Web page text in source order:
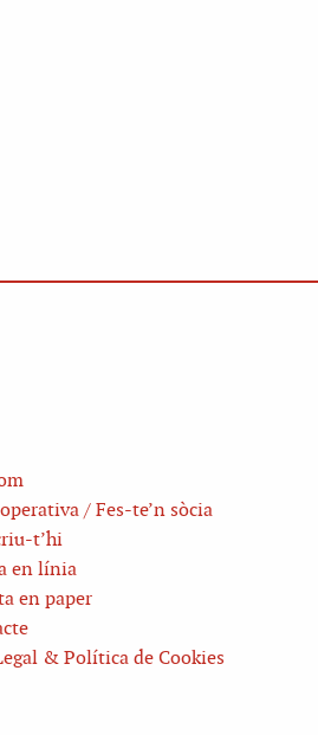
/ Fes-te’n sòcia
t’hi
en línia
en paper
& Política de Cookies